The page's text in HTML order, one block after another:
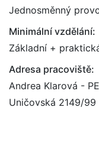
Jednosměnný
Minimální vzdělání:
Základní +
Adresa pracoviště:
Andrea Klarová -
Uničovská 2149/99